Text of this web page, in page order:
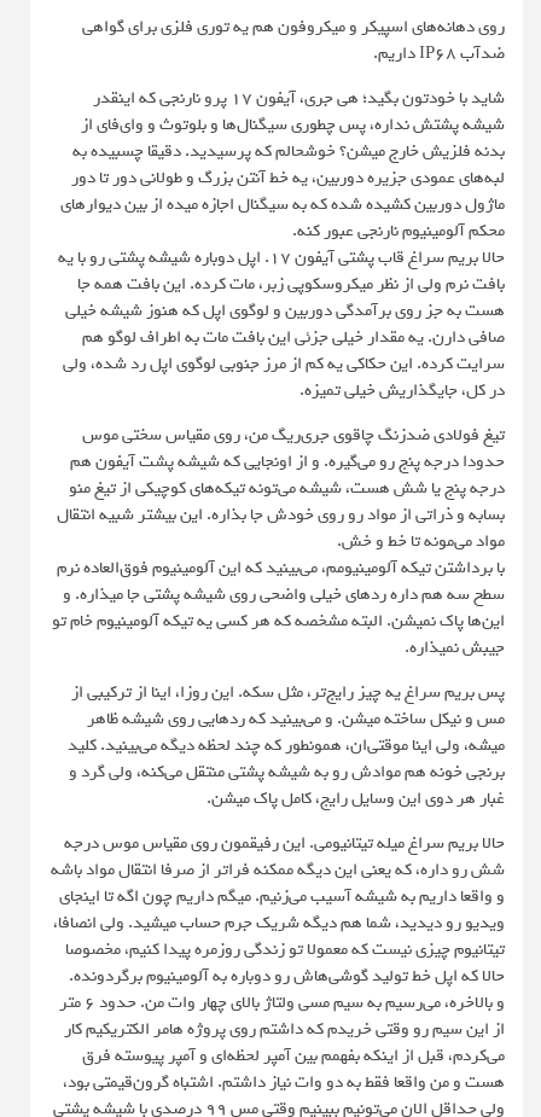
روی دهانه‌های اسپیکر و میکروفون هم یه توری فلزی برای گواهی
ضدآب IP68 داریم.
شاید با خودتون بگید؛ هی جری، آیفون ۱۷ پرو نارنجی که اینقدر
شیشه پشتش نداره، پس چطوری سیگنال‌ها و بلوتوث و وای‌فای از
بدنه فلزیش خارج میشن؟ خوشحالم که پرسیدید. دقیقا چسبیده به
لبه‌های عمودی جزیره دوربین، یه خط آنتن بزرگ و طولانی دور تا دور
ماژول دوربین کشیده شده که به سیگنال اجازه میده از بین دیوارهای
محکم آلومینیوم نارنجی عبور کنه.
حالا بریم سراغ قاب پشتی آیفون ۱۷. اپل دوباره شیشه پشتی رو با یه
بافت نرم ولی از نظر میکروسکوپی زبر، مات کرده. این بافت همه جا
هست به جز روی برآمدگی دوربین و لوگوی اپل که هنوز شیشه خیلی
صافی دارن. یه مقدار خیلی جزئی این بافت مات به اطراف لوگو هم
سرایت کرده. این حکاکی یه کم از مرز جنوبی لوگوی اپل رد شده، ولی
در کل، جایگذاریش خیلی تمیزه.
تیغ فولادی ضدزنگ چاقوی جری‌ریگ من، روی مقیاس سختی موس
حدودا درجه پنج رو می‌گیره. و از اونجایی که شیشه پشت آیفون هم
درجه پنج یا شش هست، شیشه می‌تونه تیکه‌های کوچیکی از تیغ منو
بسابه و ذراتی از مواد رو روی خودش جا بذاره. این بیشتر شبیه انتقال
مواد می‌مونه تا خط و خش.
با برداشتن تیکه آلومینیومم، می‌بینید که این آلومینیوم فوق‌العاده نرم
سطح سه هم داره رد‌های خیلی واضحی روی شیشه پشتی جا میذاره. و
این‌ها پاک نمیشن. البته مشخصه که هر کسی یه تیکه آلومینیوم خام تو
جیبش نمیذاره.
پس بریم سراغ یه چیز رایج‌تر، مثل سکه. این روزا، اینا از ترکیبی از
مس و نیکل ساخته میشن. و می‌بینید که رد‌هایی روی شیشه ظاهر
میشه، ولی اینا موقتی‌ان، همونطور که چند لحظه دیگه می‌بینید. کلید
برنجی خونه هم موادش رو به شیشه پشتی منتقل می‌کنه، ولی گرد و
غبار هر دوی این وسایل رایج، کامل پاک میشن.
حالا بریم سراغ میله تیتانیومی. این رفیقمون روی مقیاس موس درجه
شش رو داره، که یعنی این دیگه ممکنه فراتر از صرفا انتقال مواد باشه
و واقعا داریم به شیشه آسیب می‌زنیم. میگم داریم چون اگه تا اینجای
ویدیو رو دیدید، شما هم دیگه شریک جرم حساب میشید. ولی انصافا،
تیتانیوم چیزی نیست که معمولا تو زندگی روزمره پیدا کنیم، مخصوصا
حالا که اپل خط تولید گوشی‌هاش رو دوباره به آلومینیوم برگردونده.
و بالاخره، می‌رسیم به سیم مسی ولتاژ بالای چهار وات من. حدود ۶ متر
از این سیم رو وقتی خریدم که داشتم روی پروژه هامر الکتریکیم کار
می‌کردم، قبل از اینکه بفهمم بین آمپر لحظه‌ای و آمپر پیوسته فرق
هست و من واقعا فقط به دو وات نیاز داشتم. اشتباه گرون‌قیمتی بود،
ولی حداقل الان می‌تونیم ببینیم وقتی مس ۹۹ درصدی با شیشه پشتی